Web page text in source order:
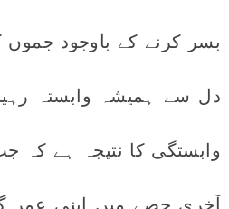
بسر کرنے کے باوجود جموں
دل سے ہمیشہ وابستہ
وابستگی کا نتیجہ ہے کہ
آخری حصے میں اپنی عمر